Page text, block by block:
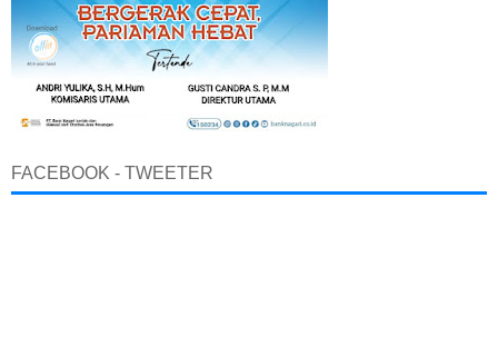
FACEBOOK - TWEETER